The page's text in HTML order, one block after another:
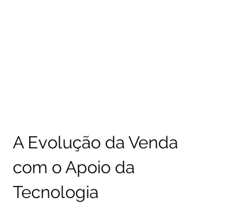
A Evolução da Venda
com o Apoio da
Tecnologia